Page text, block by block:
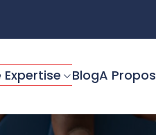
Expertise BlogA Propos